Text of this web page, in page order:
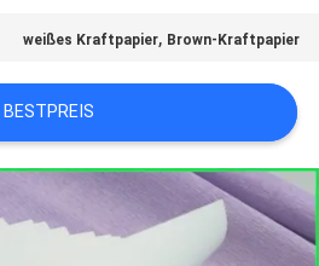
weißes Kraftpapier, Brown-Kraftpapier
BESTPREIS